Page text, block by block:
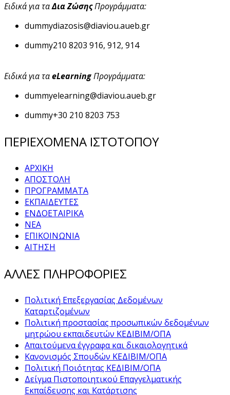
Ειδικά για ταΔια ΖώσηςΠρογράμματα:
dummydiazosis@diaviou.aueb.gr
dummy210 8203 916, 912, 914
Ειδικά για ταeLearningΠρογράμματα:
dummyelearning@diaviou.aueb.gr
dummy+30 210 8203 753
ΠΕΡΙΕΧΟΜΕΝΑ ΙΣΤΟΤΟΠΟΥ
ΑΡΧΙΚΗ
ΑΠΟΣΤΟΛΗ
ΠΡΟΓΡΑΜΜΑΤΑ
ΕΚΠΑΙΔΕΥΤΕΣ
ΕΝΔΟΕΤΑΙΡΙΚΑ
ΝΕΑ
ΕΠΙΚΟΙΝΩΝΙΑ
ΑΙΤΗΣΗ
ΑΛΛΕΣ ΠΛΗΡΟΦΟΡΙΕΣ
Πολιτική Επεξεργασίας Δεδομένων
Καταρτιζομένων
Πολιτική προστασίας προσωπικών δεδομένων
μητρώου εκπαιδευτών ΚΕΔΙΒΙΜ/ΟΠΑ
Απαιτούμενα έγγραφα και δικαιολογητικά
Κανονισμός Σπουδών ΚΕΔΙΒΙΜ/ΟΠΑ
Πολιτική Ποιότητας ΚΕΔΙΒΙΜ/ΟΠΑ
Δείγμα Πιστοποιητικού Επαγγελματικής
Εκπαίδευσης και Κατάρτισης